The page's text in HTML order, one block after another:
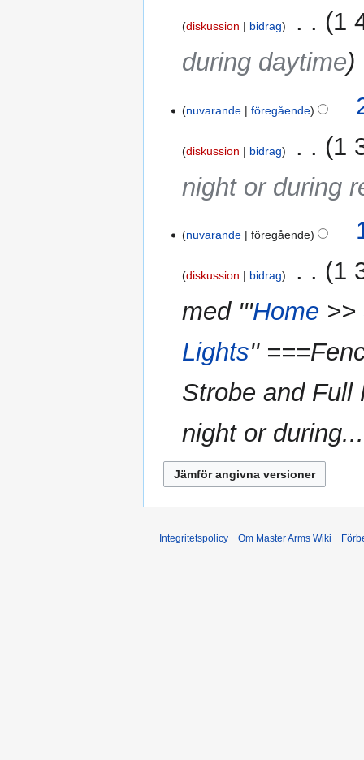
diskussion bidrag
1
during daytime
nuvarande föregående
diskussion bidrag
1
night or during
marsnuvarande föregående
diskussion bidrag
1
med '''Home >>
Lights''
Strobe and Full
night or
Integritetspolicy Om Master Arms Wiki